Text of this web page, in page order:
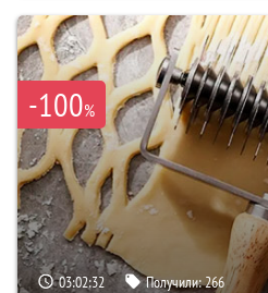
-100%
03:02:31 Получили:266